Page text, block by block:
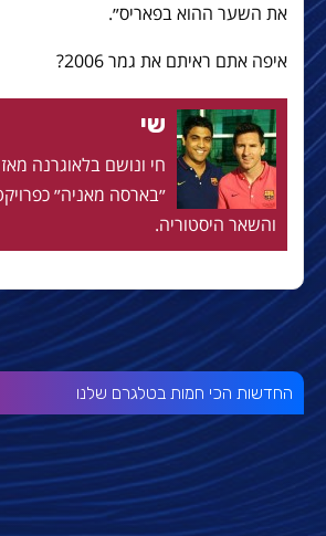
את השער ההוא בפאריס״.
איפה אתם ראיתם את גמר 2006?
שי
״בארסה מאניה״
והשאר היסטוריה.
החדשות הכי חמות בטלגרם שלנו